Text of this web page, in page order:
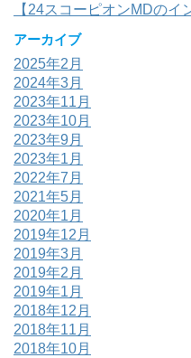
【24スコーピオンMDのイ
アーカイブ
2025年2月
2024年3月
2023年11月
2023年10月
2023年9月
2023年1月
2022年7月
2021年5月
2020年1月
2019年12月
2019年3月
2019年2月
2019年1月
2018年12月
2018年11月
2018年10月